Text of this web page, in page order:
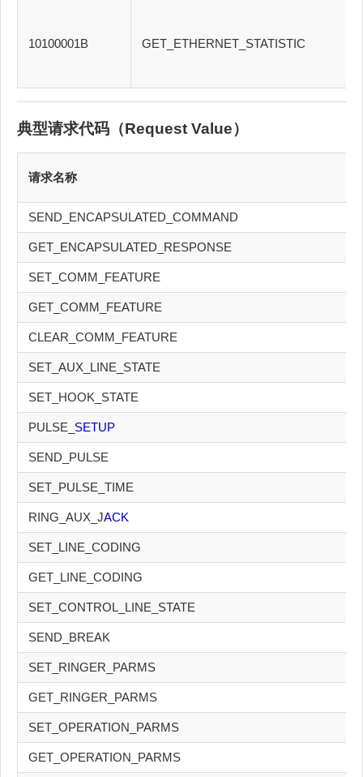
10100001B GET_ETHERNET_STATISTIC
典型请求代码（Request Value）
请求名称
SEND_ENCAPSULATED_COMMAND
GET_ENCAPSULATED_RESPONSE
SET_COMM_FEATURE
GET_COMM_FEATURE
CLEAR_COMM_FEATURE
SET_AUX_LINE_STATE
SET_HOOK_STATE
PULSE_ SETUP
SEND_PULSE
SET_PULSE_TIME
RING_AUX_JACK
SET_LINE_CODING
GET_LINE_CODING
SET_CONTROL_LINE_STATE
SEND_BREAK
SET_RINGER_PARMS
GET_RINGER_PARMS
SET_OPERATION_PARMS
GET_OPERATION_PARMS